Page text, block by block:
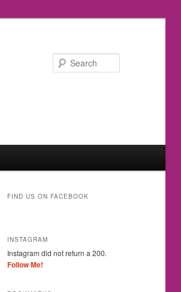
FIND US ON FACEBOOK
INSTAGRAM
Instagram did not return a 200.
Follow Me!